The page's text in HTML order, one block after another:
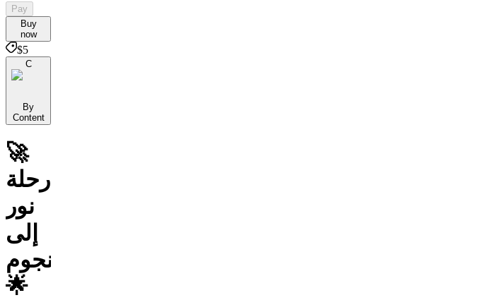
Pay
Buy
now
$5
C
By
Content
🚀
رحلة
نور
إلى
النجوم
🌟